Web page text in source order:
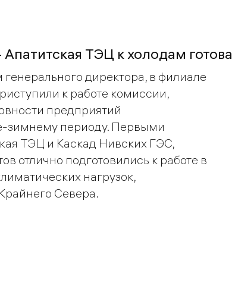
ТЭЦ к холодам готова
генерального директора, в филиале
к работе комиссии,
предприятий
зимнему периоду. Первыми
ТЭЦ и Каскад Нивских ГЭС,
отлично подготовились к работе в
нагрузок,
Севера.